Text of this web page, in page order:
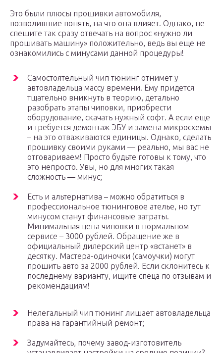
Это были плюсы прошивки автомобиля,
позволившие понять, на что она влияет. Однако, не
спешите так сразу отвечать на вопрос «нужно ли
прошивать машину» положительно, ведь вы еще не
ознакомились с минусами данной процедуры!
Самостоятельный чип тюнинг отнимет у
автовладельца массу времени. Ему придется
тщательно вникнуть в теорию, детально
разобрать этапы чиповки, приобрести
оборудование, скачать нужный софт. А если еще
и требуется демонтаж ЭБУ и замена микросхемы
– на это отваживаются единицы. Однако, сделать
прошивку своими руками — реально, мы вас не
отговариваем! Просто будьте готовы к тому, что
это непросто. Увы, но для многих такая
сложность — минус;
Есть и альтернатива – можно обратиться в
профессиональное тюнинговое ателье, но тут
минусом станут финансовые затраты.
Минимальная цена чиповки в нормальном
сервисе – 3000 рублей. Обращение же в
официальный дилерский центр «встанет» в
десятку. Мастера-одиночки (самоучки) могут
прошить авто за 2000 рублей. Если склонитесь к
последнему варианту, ищите спеца по отзывам и
рекомендациям!
Нелегальный чип тюнинг лишает автовладельца
права на гарантийный ремонт;
Задумайтесь, почему завод-изготовитель